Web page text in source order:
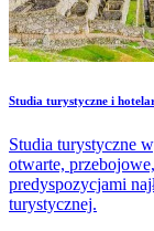
Studia turystyczne i
Studia turystyczne
otwarte,
predyspozycjami
turystycznej.